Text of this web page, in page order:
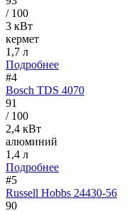
/ 100
3 кВт
кермет
1,7 л
Подробнее
#4
Bosch TDS 4070
91
/ 100
2,4 кВт
алюминий
1,4 л
Подробнее
#5
Russell Hobbs 24430-56
90